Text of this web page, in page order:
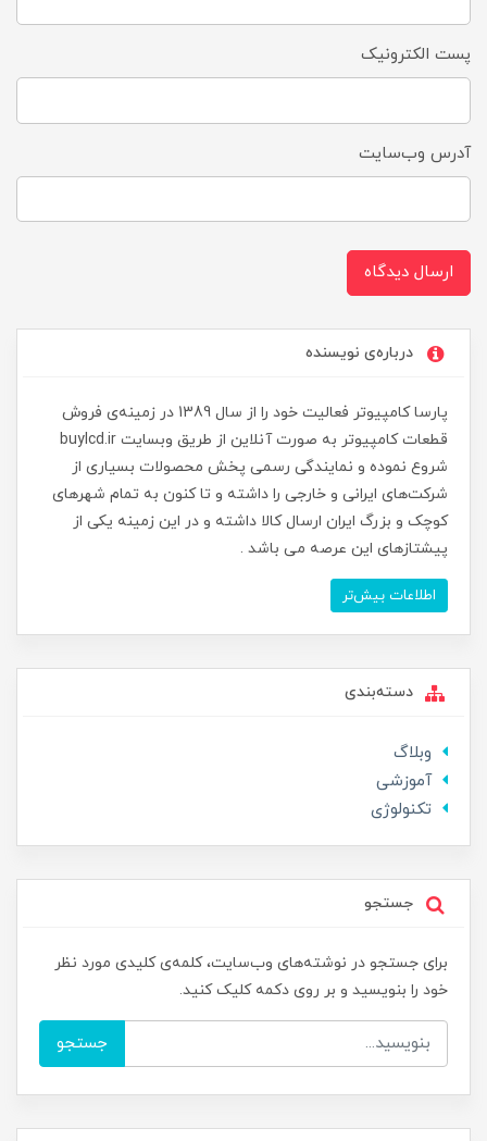
پست الکترونیک
آدرس وب‌سایت
ارسال دیدگاه
درباره‌ی نویسنده
پارسا کامپیوتر فعالیت خود را از سال 1389 در زمینه‌ی فروش
قطعات کامپیوتر به صورت آنلاین از طریق وبسایت buylcd.ir
شروع نموده و نمایندگی رسمی پخش محصولات بسیاری از
شرکت‌های ایرانی و خارجی را داشته و تا کنون به تمام شهرهای
کوچک و بزرگ ایران ارسال کالا داشته و در این زمینه یکی از
پیشتازهای این عرصه می باشد .
اطلاعات بیش‌تر
دسته‌بندی
وبلاگ
آموزشی
تکنولوژی
جستجو
برای جستجو در نوشته‌های وب‌سایت، کلمه‌ی کلیدی مورد نظر
خود را بنویسید و بر روی دکمه کلیک کنید.
جستجو